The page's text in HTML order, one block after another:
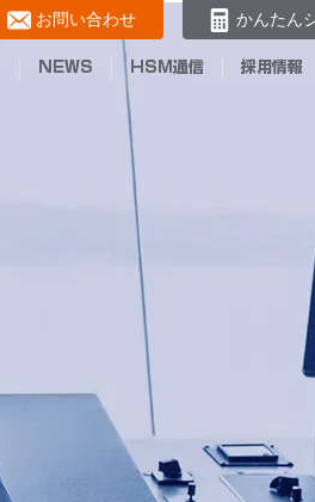
お問い合わせ かんたん
NEWS HSM通信 採用情報